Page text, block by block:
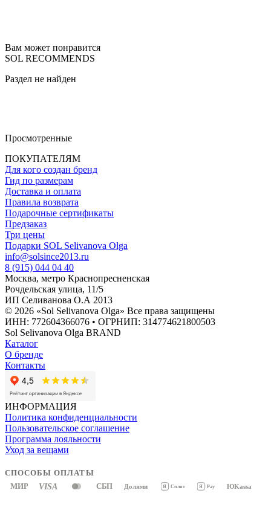
Вам может понравится
SOL RECOMMENDS
Раздел не найден
Просмотренные
ПОКУПАТЕЛЯМ
Для кого создан бренд
Гид по размерам
Доставка и оплата
Правила возврата
Подарочные сертификаты
Предзаказ
Три цены
Подарки SOL Selivanova Olga
info@solsince2013.ru
8 (915) 044 04 40
Москва, метро Краснопресненская
Рочдельская улица, 11/5
ИП Селиванова О.А 2013
© 2026 «Sol Selivanova Olga» Все права защищены
ИНН: 772604366076 • ОГРНИП: 314774621800503
Sol Selivanova Olga BRAND
Каталог
О бренде
Контакты
ИНФОРМАЦИЯ
Политика конфиденциальности
Пользовательское соглашение
Программа лояльности
Уход за вещами
СПОСОБЫ ОПЛАТЫ
МИР VISA СБП Долями Я Сплит Я Pay ЮKassa